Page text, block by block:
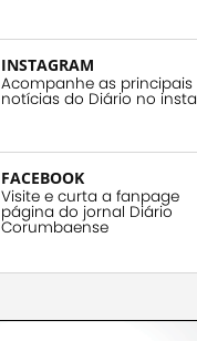
INSTAGRAM
Acompanhe as principais
notícias do Diário no insta
FACEBOOK
Visite e curta a fanpage
página do jornal Diário
Corumbaense